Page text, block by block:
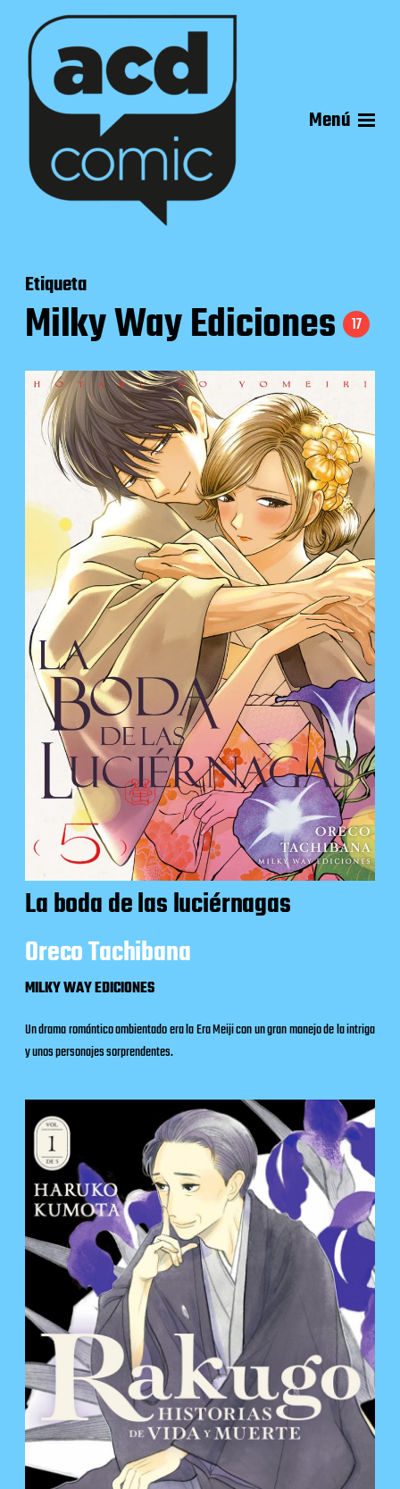
Menú
Etiqueta
Milky Way Ediciones 17
La boda de las luciérnagas
Oreco Tachibana
MILKY WAY EDICIONES
Un drama romántico ambientado era la Era Meiji con un gran manejo de la intriga
y unos personajes sorprendentes.